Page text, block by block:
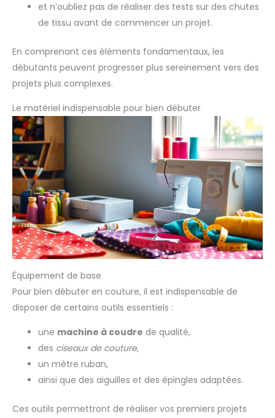
et n’oubliez pas de réaliser des tests sur des chutes
de tissu avant de commencer un projet.
En comprenant ces éléments fondamentaux, les
débutants peuvent progresser plus sereinement vers des
projets plus complexes.
Le matériel indispensable pour bien débuter
Équipement de base
Pour bien débuter en couture, il est indispensable de
disposer de certains outils essentiels :
une machine à coudre de qualité,
des ciseaux de couture,
un mètre ruban,
ainsi que des aiguilles et des épingles adaptées.
Ces outils permettront de réaliser vos premiers projets